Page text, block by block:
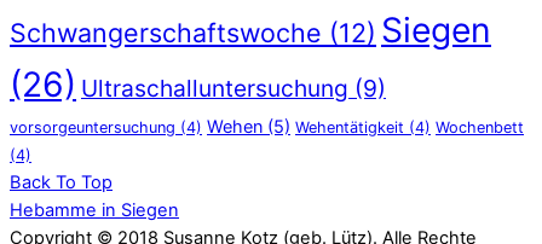
Schwangerschaftswoche (12) Siegen
(26) Ultraschalluntersuchung (9)
vorsorgeuntersuchung (4) Wehen (5) Wehentätigkeit (4) Wochenbett
(4)
Back To Top
Hebamme in Siegen
Copyright © 2018 Susanne Kotz (geb. Lütz). Alle Rechte